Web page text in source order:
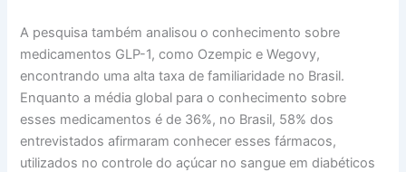
A pesquisa também analisou o conhecimento sobre
medicamentos GLP-1, como Ozempic e Wegovy,
encontrando uma alta taxa de familiaridade no Brasil.
Enquanto a média global para o conhecimento sobre
esses medicamentos é de 36%, no Brasil, 58% dos
entrevistados afirmaram conhecer esses fármacos,
utilizados no controle do açúcar no sangue em diabéticos